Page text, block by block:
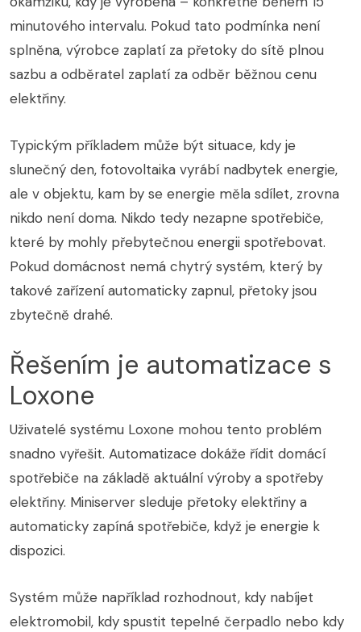
minutového intervalu. Pokud tato podmínka není
splněna, výrobce zaplatí za přetoky do sítě plnou
sazbu a odběratel zaplatí za odběr běžnou cenu
elektřiny.
Typickým příkladem může být situace, kdy je
slunečný den, fotovoltaika vyrábí nadbytek energie,
ale v objektu, kam by se energie měla sdílet, zrovna
nikdo není doma. Nikdo tedy nezapne spotřebiče,
které by mohly přebytečnou energii spotřebovat.
Pokud domácnost nemá chytrý systém, který by
takové zařízení automaticky zapnul, přetoky jsou
zbytečně drahé.
Řešením je automatizace s
Loxone
Uživatelé systému Loxone mohou tento problém
snadno vyřešit. Automatizace dokáže řídit domácí
spotřebiče na základě aktuální výroby a spotřeby
elektřiny. Miniserver sleduje přetoky elektřiny a
automaticky zapíná spotřebiče, když je energie k
dispozici.
Systém může například rozhodnout, kdy nabíjet
elektromobil, kdy spustit tepelné čerpadlo nebo kdy